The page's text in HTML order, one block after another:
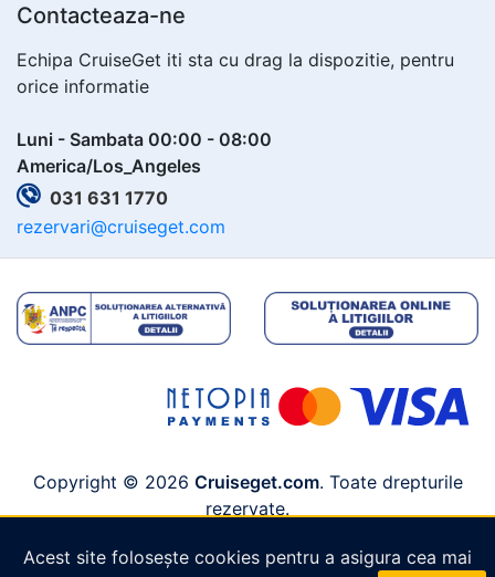
Acest site folosește cookies pentru a asigura cea mai
Contacteaza-ne
Echipa CruiseGet iti sta cu drag la dispozitie, pentru
orice informatie
Luni - Sambata 00:00 - 08:00
America/Los_Angeles
031 631 1770
rezervari@cruiseget.com
Copyright © 2026 Cruiseget.com. Toate drepturile
rezervate.